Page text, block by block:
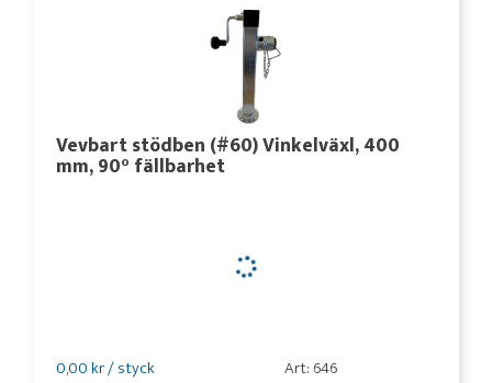
Vevbart stödben (#60) Vinkelväxl, 400
mm, 90° fällbarhet
0,00 kr / styck Art: 646